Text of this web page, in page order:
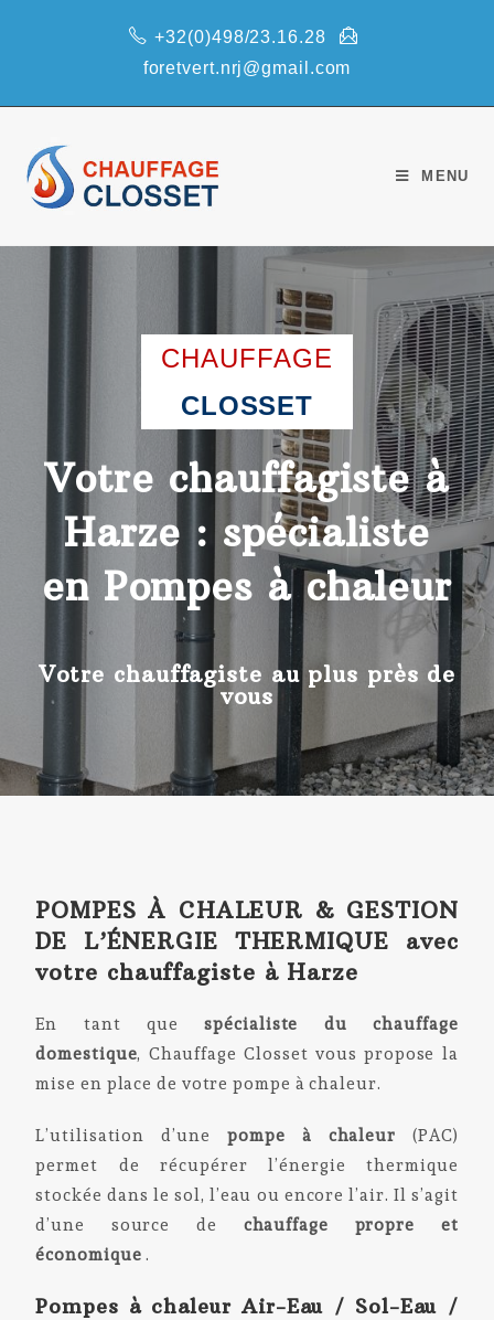
+32(0)498/23.16.28
foretvert.nrj@gmail.com
MENU
CHAUFFAGE
CLOSSET
Votre chauffagiste à
Harze : spécialiste
en Pompes à chaleur
Votre chauffagiste au plus près de
vous
POMPES À CHALEUR & GESTION
DE L’ÉNERGIE THERMIQUE avec
votre chauffagiste à Harze
En tant quespécialiste du chauffage
domestique, Chauffage Closset vous propose la
mise en place de votre pompe à chaleur.
L’utilisation d’une pompe à chaleur(PAC)
permet de récupérer l’énergie thermique
stockée dans le sol, l’eau ou encore l’air. Il s’agit
d’une source de chauffage propre et
économique.
Pompes à chaleur Air-Eau / Sol-Eau /